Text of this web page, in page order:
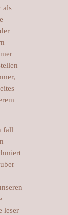
als
fall
leser